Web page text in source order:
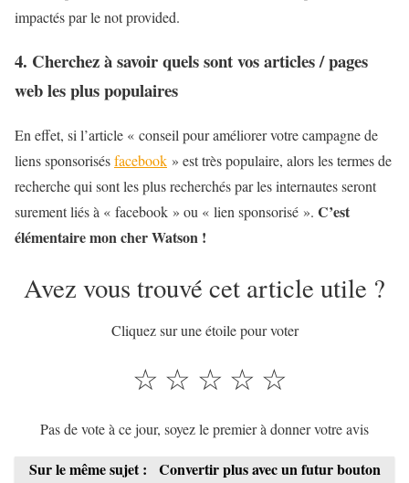
impactés par le not provided.
4. Cherchez à savoir quels sont vos articles / pages
web les plus populaires
En effet, si l’article « conseil pour améliorer votre campagne de
liens sponsorisésfacebook » est très populaire, alors les termes de
recherche qui sont les plus recherchés par les internautes seront
surement liés à « facebook » ou « lien sponsorisé ». C’est
élémentaire mon cher Watson !
Avez vous trouvé cet article utile ?
Cliquez sur une étoile pour voter
☆
☆
☆
☆
☆
Pas de vote à ce jour, soyez le premier à donner votre avis
Sur le même sujet :
Convertir plus avec un futur bouton